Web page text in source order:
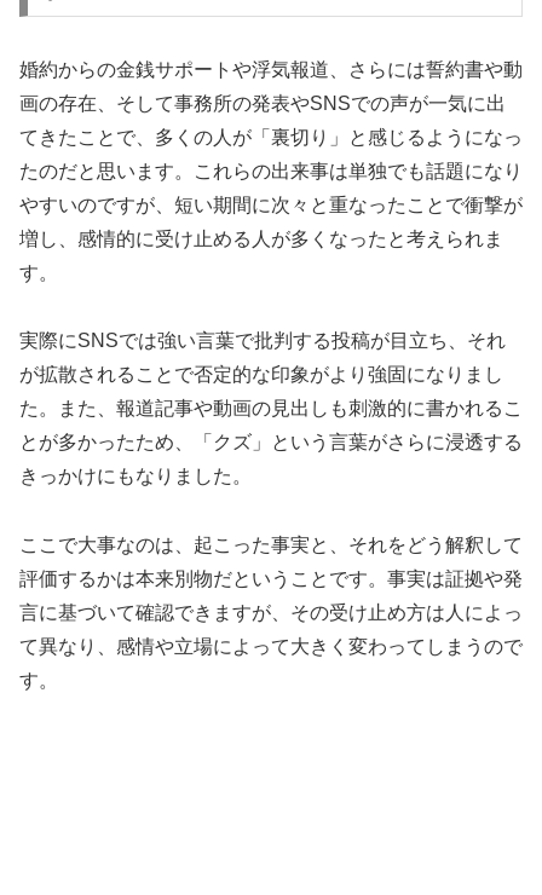
婚約からの金銭サポートや浮気報道、さらには誓約書や動
画の存在、そして事務所の発表やSNSでの声が一気に出
てきたことで、多くの人が「裏切り」と感じるようになっ
たのだと思います。これらの出来事は単独でも話題になり
やすいのですが、短い期間に次々と重なったことで衝撃が
増し、感情的に受け止める人が多くなったと考えられま
す。
実際にSNSでは強い言葉で批判する投稿が目立ち、それ
が拡散されることで否定的な印象がより強固になりまし
た。また、報道記事や動画の見出しも刺激的に書かれるこ
とが多かったため、「クズ」という言葉がさらに浸透する
きっかけにもなりました。
ここで大事なのは、起こった事実と、それをどう解釈して
評価するかは本来別物だということです。事実は証拠や発
言に基づいて確認できますが、その受け止め方は人によっ
て異なり、感情や立場によって大きく変わってしまうので
す。